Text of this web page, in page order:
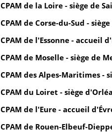
CPAM de la Loire - siège de
CPAM de Corse-du-Sud -
CPAM de l'Essonne - accueil
CPAM de Moselle - siège de
CPAM des Alpes-Maritimes -
CPAM du Loiret - siège
CPAM de l'Eure - accueil
CPAM de Rouen-Elbeuf-